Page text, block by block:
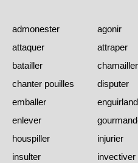
admonester
agonir
attaquer
attraper
batailler
chamailler
chanter pouilles
disputer
emballer
enlever
houspiller
injurier
insulter
invectiver